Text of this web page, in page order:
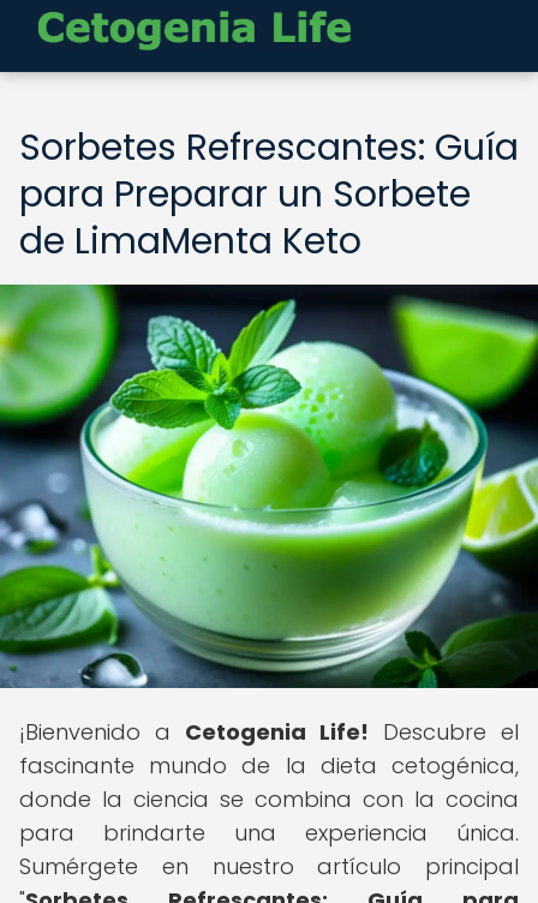
Sorbetes Refrescantes: Guía
para Preparar un Sorbete
de LimaMenta Keto
¡Bienvenido a Cetogenia Life! Descubre el
fascinante mundo de la dieta cetogénica,
donde la ciencia se combina con la cocina
para brindarte una experiencia única.
Sumérgete en nuestro artículo principal